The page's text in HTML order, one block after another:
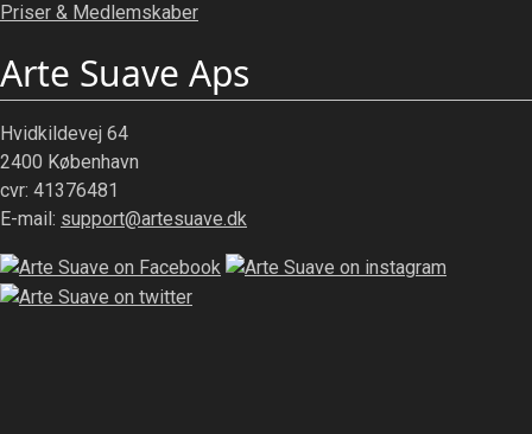
Priser & Medlemskaber
Arte Suave Aps
Hvidkildevej 64
2400 København
cvr: 41376481
E-mail: support@artesuave.dk